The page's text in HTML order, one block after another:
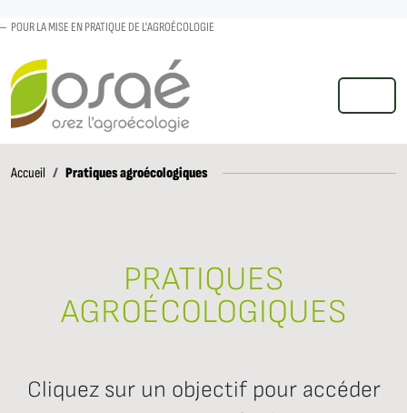
POUR LA MISE EN PRATIQUE DE L'AGROÉCOLOGIE
MENU
Accueil AccueilPratiques agroécologiques
PRATIQUES
AGROÉCOLOGIQUES
Cliquez sur un objectif pour accéder